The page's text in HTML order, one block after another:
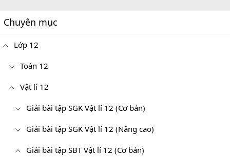
Chuyên mục
Lớp 12
Toán 12
Vật lí 12
Giải bài tập SGK Vật lí 12 (Cơ bản)
Giải bài tập SGK Vật lí 12 (Nâng cao)
Giải bài tập SBT Vật lí 12 (Cơ bản)